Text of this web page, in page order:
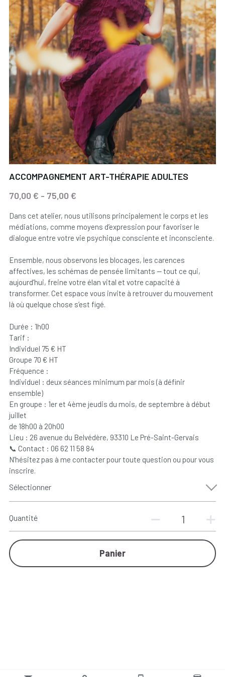
ACCOMPAGNEMENT ART-THÉRAPIE ADULTES
70,00 € - 75,00 €
Dans cet atelier, nous utilisons principalement le corps et les
médiations, comme moyens d’expression pour favoriser le
dialogue entre votre vie psychique consciente et inconsciente.
Ensemble, nous observons les blocages, les carences
affectives, les schémas de pensée limitants — tout ce qui,
aujourd’hui, freine votre élan vital et votre capacité à
transformer. Cet espace vous invite à retrouver du mouvement
là où quelque chose s’est figé.
Durée : 1h00
Tarif :
Individuel 75 € HT
Groupe 70 € HT
Fréquence :
Individuel : deux séances minimum par mois (à définir
ensemble)
En groupe : 1er et 4ème jeudis du mois, de septembre à début
juillet
de 18h00 à 20h00
Lieu : 26 avenue du Belvédère, 93310 Le Pré-Saint-Gervais
📞 Contact : 06 62 11 58 84
N’hésitez pas à me contacter pour toute question ou pour vous
inscrire.
Sélectionner
Quantité
Panier